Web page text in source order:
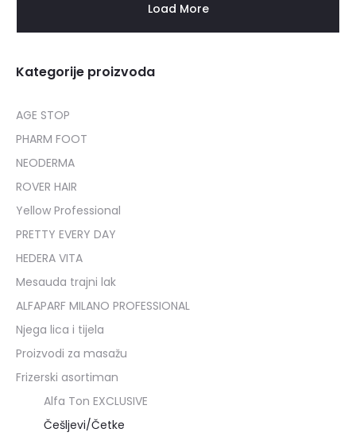
Load More
Kategorije proizvoda
AGE STOP
PHARM FOOT
NEODERMA
ROVER HAIR
Yellow Professional
PRETTY EVERY DAY
HEDERA VITA
Mesauda trajni lak
ALFAPARF MILANO PROFESSIONAL
Njega lica i tijela
Proizvodi za masažu
Frizerski asortiman
Alfa Ton EXCLUSIVE
Češljevi/Četke